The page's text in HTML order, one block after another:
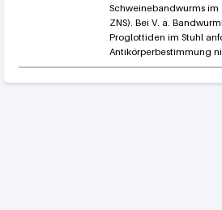
Schweinebandwurms im
ZNS). Bei V. a.
Proglottiden im Stuhl
Antikörperbestimmung